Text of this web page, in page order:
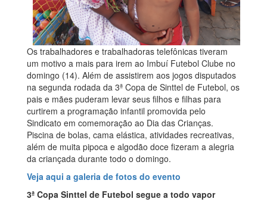
Os trabalhadores e trabalhadoras telefônicas tiveram
um motivo a mais para irem ao Imbuí Futebol Clube no
domingo (14). Além de assistirem aos jogos disputados
na segunda rodada da 3ª Copa de Sinttel de Futebol, os
pais e mães puderam levar seus filhos e filhas para
curtirem a programação infantil promovida pelo
Sindicato em comemoração ao Dia das Crianças.
Piscina de bolas, cama elástica, atividades recreativas,
além de muita pipoca e algodão doce fizeram a alegria
da criançada durante todo o domingo.
Veja aqui a galeria de fotos do evento
3ª Copa Sinttel de Futebol segue a todo vapor